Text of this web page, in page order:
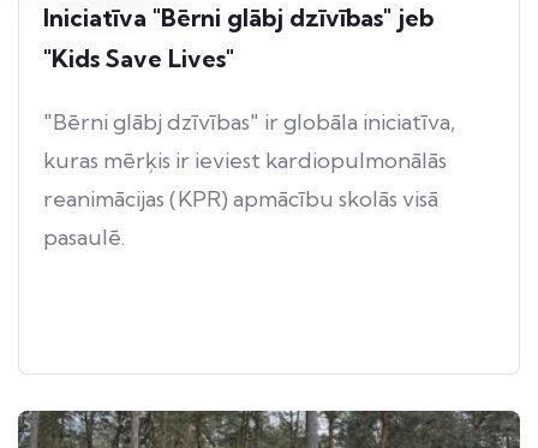
Iniciatīva "Bērni glābj dzīvības" jeb
"Kids Save Lives"
"Bērni glābj dzīvības" ir globāla iniciatīva,
kuras mērķis ir ieviest kardiopulmonālās
reanimācijas (KPR) apmācību skolās visā
pasaulē.